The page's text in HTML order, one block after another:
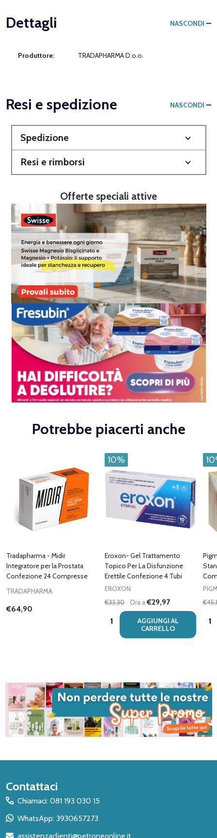
Dettagli NASCONDI
Produttore: TRADAPHARMA D.o.o.
Resi e spedizione NASCONDI
Spedizione
Resi e rimborsi
Offerte speciali attive
Potrebbe piacerti anche
Tradapharma - Midir
Integratore per la Prostata
Confezione 24 Compresse
TRADAPHARMA
€64,90
10%
Eroxon- Gel Trattamento
Topico Per La Disfunzione
Erettile Confezione 4 Tubi
EROXON
€33,30
Ora a€29,97
Quantità:
AGGIUNGI AL
CARRELLO
Inizio
del
piè
Contattaci
Chiamaci: 081 193 030 15
WhatsApp: 3930657273
assistenzaclienti@petroneonline.it